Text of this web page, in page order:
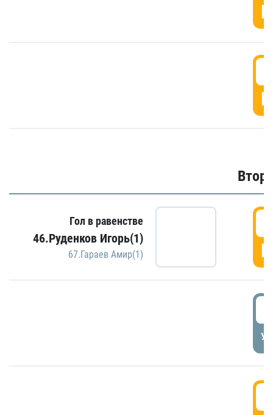
Гол в равенстве
46.Руденков Игорь(1)
67.Гараев Амир(1)